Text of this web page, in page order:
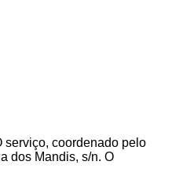
serviço, coordenado pelo
dos Mandis, s/n. O